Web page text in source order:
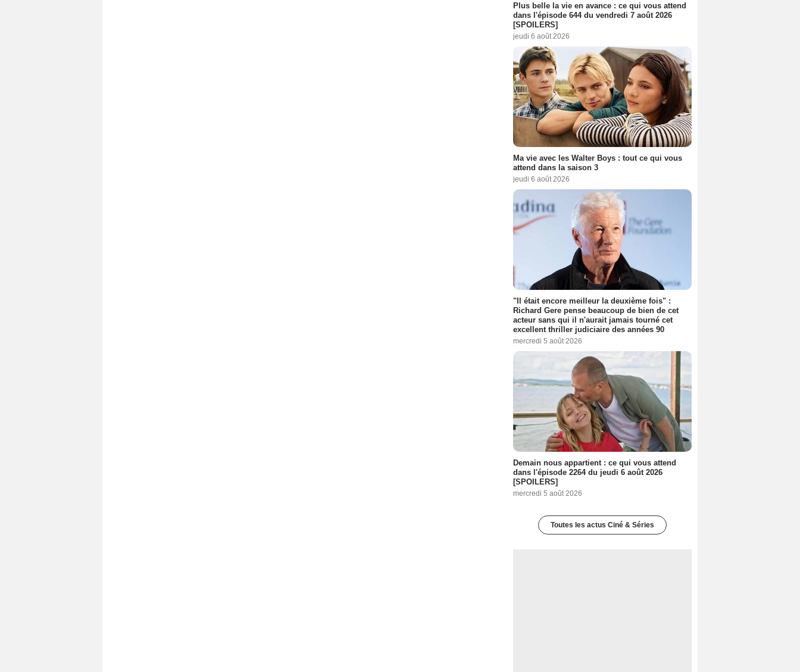
Plus belle la vie en avance : ce qui vous attend
dans l'épisode 644 du vendredi 7 août 2026
[SPOILERS]
jeudi 6 août 2026
Ma vie avec les Walter Boys : tout ce qui vous
attend dans la saison 3
jeudi 6 août 2026
"Il était encore meilleur la deuxième fois" :
Richard Gere pense beaucoup de bien de cet
acteur sans qui il n'aurait jamais tourné cet
excellent thriller judiciaire des années 90
mercredi 5 août 2026
Demain nous appartient : ce qui vous attend
dans l'épisode 2264 du jeudi 6 août 2026
[SPOILERS]
mercredi 5 août 2026
Toutes les actus Ciné & Séries